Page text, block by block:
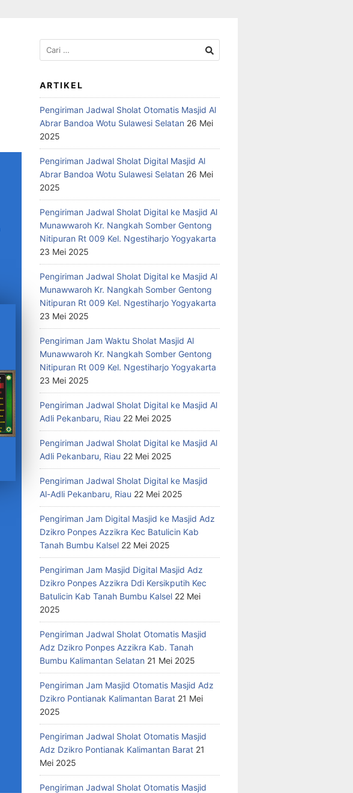
ARTIKEL
Pengiriman Jadwal Sholat Otomatis Masjid Al
Abrar Bandoa Wotu Sulawesi Selatan 26 Mei
2025
Pengiriman Jadwal Sholat Digital Masjid Al
Abrar Bandoa Wotu Sulawesi Selatan 26 Mei
2025
Pengiriman Jadwal Sholat Digital ke Masjid Al
Munawwaroh Kr. Nangkah Somber Gentong
Nitipuran Rt 009 Kel. Ngestiharjo Yogyakarta
23 Mei 2025
Pengiriman Jadwal Sholat Digital ke Masjid Al
Munawwaroh Kr. Nangkah Somber Gentong
Nitipuran Rt 009 Kel. Ngestiharjo Yogyakarta
23 Mei 2025
Pengiriman Jam Waktu Sholat Masjid Al
Munawwaroh Kr. Nangkah Somber Gentong
Nitipuran Rt 009 Kel. Ngestiharjo Yogyakarta
23 Mei 2025
Pengiriman Jadwal Sholat Digital ke Masjid Al
Adli Pekanbaru, Riau 22 Mei 2025
Pengiriman Jadwal Sholat Digital ke Masjid Al
Adli Pekanbaru, Riau 22 Mei 2025
Pengiriman Jadwal Sholat Digital ke Masjid
Al-Adli Pekanbaru, Riau 22 Mei 2025
Pengiriman Jam Digital Masjid ke Masjid Adz
Dzikro Ponpes Azzikra Kec Batulicin Kab
Tanah Bumbu Kalsel 22 Mei 2025
Pengiriman Jam Masjid Digital Masjid Adz
Dzikro Ponpes Azzikra Ddi Kersikputih Kec
Batulicin Kab Tanah Bumbu Kalsel 22 Mei
2025
Pengiriman Jadwal Sholat Otomatis Masjid
Adz Dzikro Ponpes Azzikra Kab. Tanah
Bumbu Kalimantan Selatan 21 Mei 2025
Pengiriman Jam Masjid Otomatis Masjid Adz
Dzikro Pontianak Kalimantan Barat 21 Mei
2025
Pengiriman Jadwal Sholat Otomatis Masjid
Adz Dzikro Pontianak Kalimantan Barat 21
Mei 2025
Pengiriman Jadwal Sholat Otomatis Masjid